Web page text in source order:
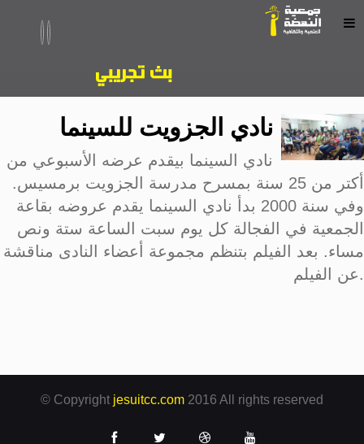
نادي الجزويت للسينما
نادي السينما بيقدم عرضه الأسبوعي من
أكتر من 25 سنة بمسرح مدرسة الجزويت برمسيس.
وفي سنة 2000 بدأ نادي السينما يقدم عروضه بقاعة
الجمعية في الفجالة كل يوم سبت الساعة ستة ونص
مساء. بعد الفيلم بتنظم مجموعة أعضاء النادى مناقشة
عن الفيلم.
© Copyright jesuitcc.com 2016 All rights reserved